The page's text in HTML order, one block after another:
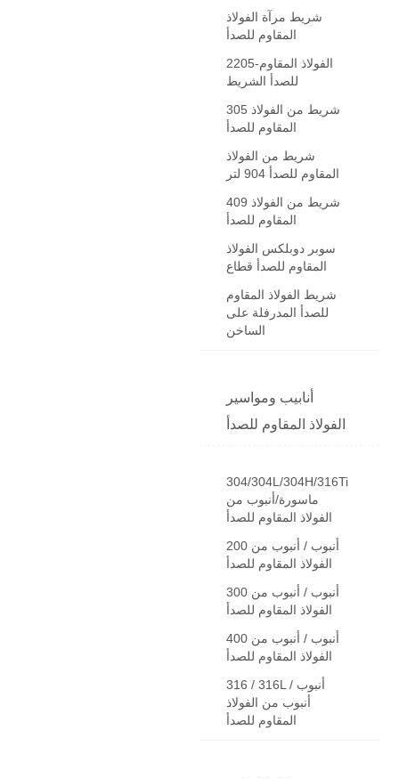
شريط مرآة الفولاذ
المقاوم للصدأ
2205-الفولاذ المقاوم
للصدأ الشريط
305 شريط من الفولاذ
المقاوم للصدأ
شريط من الفولاذ
المقاوم للصدأ 904 لتر
409 شريط من الفولاذ
المقاوم للصدأ
سوبر دوبلكس الفولاذ
المقاوم للصدأ قطاع
شريط الفولاذ المقاوم
للصدأ المدرفلة على
الساخن
أنابيب ومواسير
الفولاذ المقاوم للصدأ
304/304L/304H/316Ti
ماسورة/أنبوب من
الفولاذ المقاوم للصدأ
200 أنبوب / أنبوب من
الفولاذ المقاوم للصدأ
300 أنبوب / أنبوب من
الفولاذ المقاوم للصدأ
400 أنبوب / أنبوب من
الفولاذ المقاوم للصدأ
316 / 316L أنبوب /
أنبوب من الفولاذ
المقاوم للصدأ